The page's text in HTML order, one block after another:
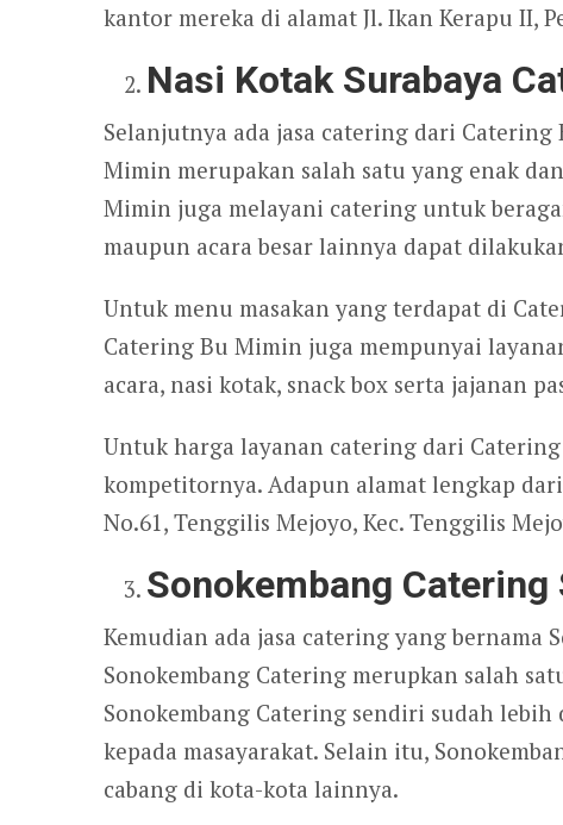
kantor mereka di alamat Jl. Ikan Kerapu II,
Nasi Kotak Surabaya
Selanjutnya ada jasa catering dari
Mimin merupakan salah satu yang enak
Mimin juga melayani catering untuk
maupun acara besar lainnya dapat
Untuk menu masakan yang terdapat di
Catering Bu Mimin juga mempunyai
acara, nasi kotak, snack box serta jajanan
Untuk harga layanan catering dari
kompetitornya. Adapun alamat lengkap
No.61, Tenggilis Mejoyo, Kec. Tenggilis
Sonokembang Catering
Kemudian ada jasa catering yang bernama
Sonokembang Catering merupkan salah
Sonokembang Catering sendiri sudah
kepada masayarakat. Selain itu,
cabang di kota-kota lainnya.